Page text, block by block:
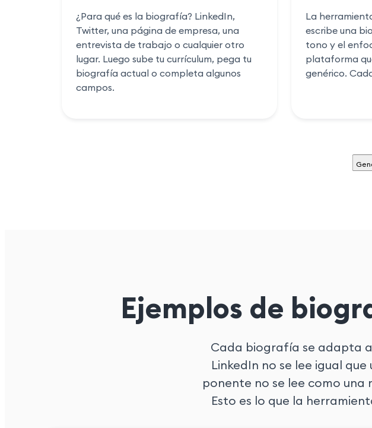
¿Para qué es la biografía? LinkedIn,
Twitter, una página de empresa, una
entrevista de trabajo o cualquier otro
lugar. Luego sube tu currículum, pega tu
biografía actual o completa algunos
campos.
La
escribe una
tono y el
plataforma
genérico.
Ejemplos de
Cada biografía se adapta a
LinkedIn no se lee igual
ponente no se lee como
Esto es lo que la